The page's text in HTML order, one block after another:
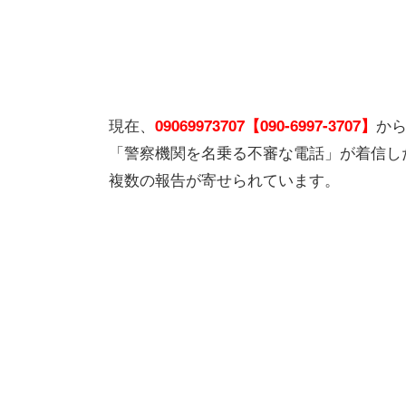
現在、 09069973707【090-6997-3707】 から
「警察機関を名乗る不審な電話」が着信
複数の報告が寄せられています。